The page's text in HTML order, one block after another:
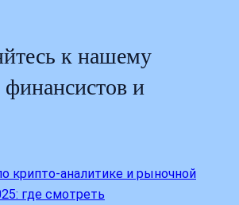
к нашему
и
крипто-аналитике и рыночной
где смотреть